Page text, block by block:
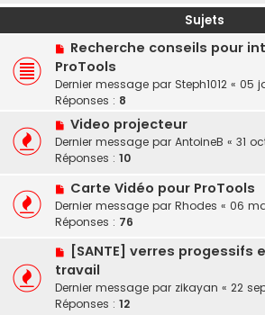
Sujets
Recherche conseils pour
ProTools
Dernier message par Steph1012 « 05
Réponses : 8
Video projecteur
Dernier message par AntoineB « 31
Réponses : 10
Carte Vidéo pour ProTools
Dernier message par Rhodes « 06
Réponses : 76
[SANTE] verres progessifs
travail
Dernier message par zikayan « 22
Réponses : 12